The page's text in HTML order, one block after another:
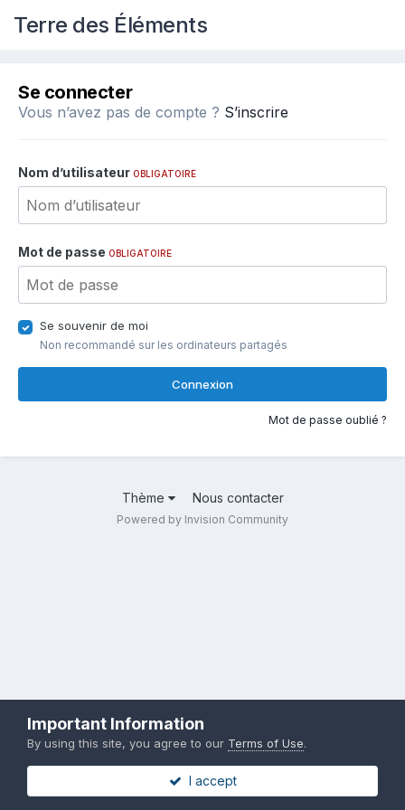
Terre des Éléments
Se connecter
Vous n’avez pas de compte ? S’inscrire
Nom d’utilisateur OBLIGATOIRE
Mot de passe OBLIGATOIRE
Se souvenir de moi
Non recommandé sur les ordinateurs partagés
Connexion
Mot de passe oublié ?
Thème Nous contacter
Powered by Invision Community
Important Information
By using this site, you agree to our Terms of Use.
I accept